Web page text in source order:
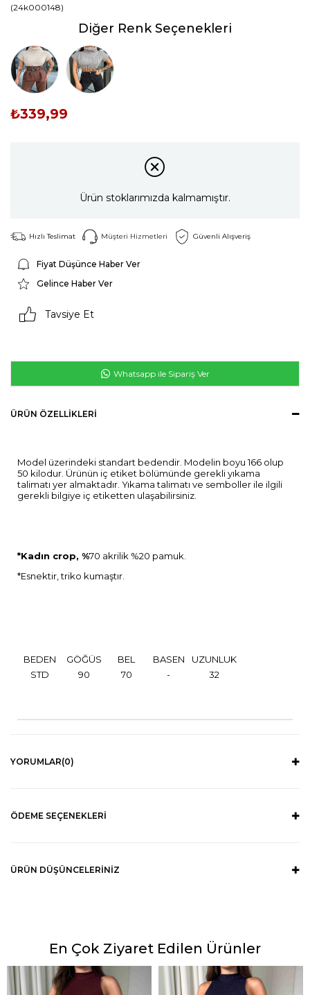
(24k000148)
Diğer Renk Seçenekleri
Tükendi Tükendi
₺339,99
Ürün stoklarımızda kalmamıştır.
Hızlı Teslimat Müşteri Hizmetleri Güvenli Alışveriş
Fiyat Düşünce Haber Ver
Gelince Haber Ver
Tavsiye Et
Whatsapp ile Sipariş Ver
ÜRÜN ÖZELLIKLERI
Model üzerindeki standart bedendir. Modelin boyu 166 olup
50 kilodur. Ürünün iç etiket bölümünde gerekli yıkama
talimatı yer almaktadır. Yıkama talimatı ve semboller ile ilgili
gerekli bilgiye iç etiketten ulaşabilirsiniz.
*Kadın crop, %70 akrilik %20 pamuk.
*Esnektir, triko kumaştır.
BEDEN GÖĞÜS BEL BASEN
UZUNLUK
STD
90 70 - 32
YORUMLAR(0)
ÖDEME SEÇENEKLERI
ÜRÜN DÜŞÜNCELERINIZ
En Çok Ziyaret Edilen Ürünler